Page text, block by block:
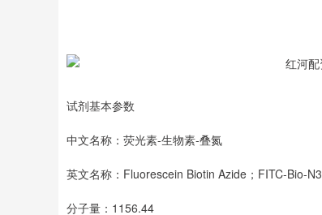
试剂基本参数
中文名称：荧光素-生物素-叠氮
英文名称：Fluorescein Biotin Azide；FITC-Bio-N3
分子量：1156.44